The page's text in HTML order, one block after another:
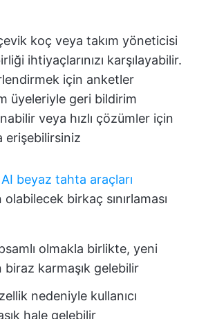
koç veya takım yöneticisi
ihtiyaçlarınızı karşılayabilir.
için anketler
üyeleriyle geri bildirim
veya hızlı çözümler için
erişebilirsiniz
AI beyaz tahta araçları
birkaç sınırlaması
olmakla birlikte, yeni
biraz karmaşık gelebilir
nedeniyle kullanıcı
hale gelebilir